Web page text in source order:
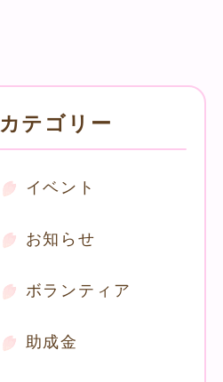
カテゴリー
イベント
お知らせ
ボランティア
助成金